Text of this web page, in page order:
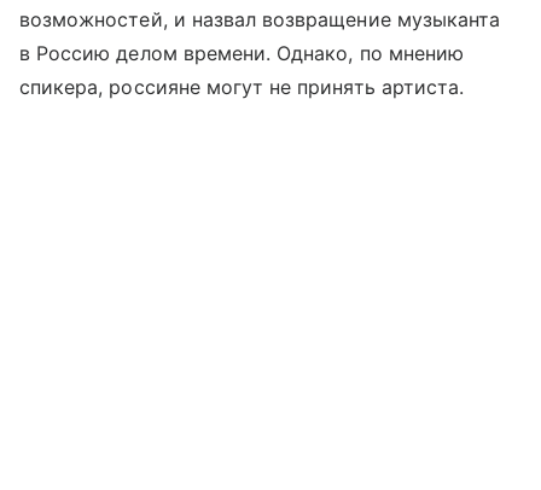
возможностей, и назвал возвращение музыканта
в Россию делом времени. Однако, по мнению
спикера, россияне могут не принять артиста.